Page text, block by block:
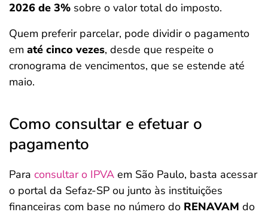
2026 de 3% sobre o valor total do imposto.
Quem preferir parcelar, pode dividir o pagamento
em até cinco vezes, desde que respeite o
cronograma de vencimentos, que se estende até
maio.
Como consultar e efetuar o
pagamento
Para consultar o IPVA em São Paulo, basta acessar
o portal da Sefaz-SP ou junto às instituições
financeiras com base no número do RENAVAM do